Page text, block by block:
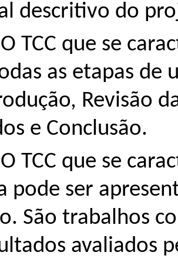
descritivo do
TCC que se
as etapas de
Revisão
e Conclusão.
TCC que se
pode ser
São trabalhos
avaliados